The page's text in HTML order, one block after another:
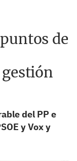
de
del PP e
y Vox y